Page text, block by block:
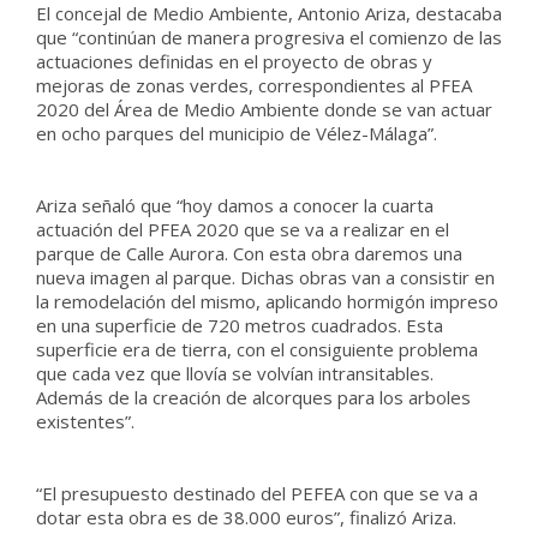
El concejal de Medio Ambiente, Antonio Ariza, destacaba
que “continúan de manera progresiva el comienzo de las
actuaciones definidas en el proyecto de obras y
mejoras de zonas verdes, correspondientes al PFEA
2020 del Área de Medio Ambiente donde se van actuar
en ocho parques del municipio de Vélez-Málaga”.
Ariza señaló que “hoy damos a conocer la cuarta
actuación del PFEA 2020 que se va a realizar en el
parque de Calle Aurora. Con esta obra daremos una
nueva imagen al parque. Dichas obras van a consistir en
la remodelación del mismo, aplicando hormigón impreso
en una superficie de 720 metros cuadrados. Esta
superficie era de tierra, con el consiguiente problema
que cada vez que llovía se volvían intransitables.
Además de la creación de alcorques para los arboles
existentes”.
“El presupuesto destinado del PEFEA con que se va a
dotar esta obra es de 38.000 euros”, finalizó Ariza.